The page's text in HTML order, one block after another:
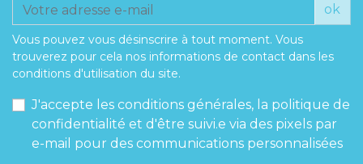
ok
Vous pouvez vous désinscrire à tout moment. Vous
trouverez pour cela nos informations de contact dans les
conditions d'utilisation du site.
J'accepte les conditions générales, la politique de
confidentialité et d'être suivi.e via des pixels par
e-mail pour des communications personnalisées